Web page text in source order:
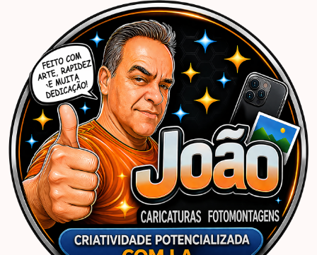
Caricaturas Personalizadas | João Caricaturas Namorados
Divertidas com exageros
Caricatura aniversário homem carroça, burro, jumento, bandeira time
ceará, morte, foice, caixão, torcedor, louco